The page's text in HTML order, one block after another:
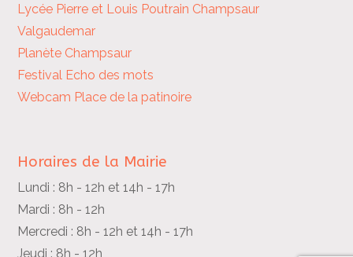
Lycée Pierre et Louis Poutrain Champsaur
Valgaudemar
Planète Champsaur
Festival Echo des mots
Webcam Place de la patinoire
Horaires de la Mairie
Lundi : 8h - 12h et 14h - 17h
Mardi : 8h - 12h
Mercredi : 8h - 12h et 14h - 17h
Jeudi : 8h - 12h